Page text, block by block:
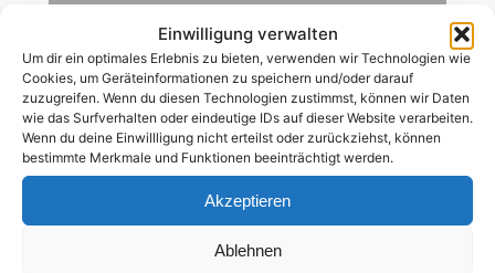
Einwilligung verwalten
Um dir ein optimales Erlebnis zu bieten, verwenden wir Technologien wie
Cookies, um Geräteinformationen zu speichern und/oder darauf
zuzugreifen. Wenn du diesen Technologien zustimmst, können wir Daten
wie das Surfverhalten oder eindeutige IDs auf dieser Website verarbeiten.
Wenn du deine Einwillligung nicht erteilst oder zurückziehst, können
bestimmte Merkmale und Funktionen beeinträchtigt werden.
Akzeptieren
Ablehnen
99 Min
deutsch,englisch
ab 12 Jahren
tiq+ Hauptrolle